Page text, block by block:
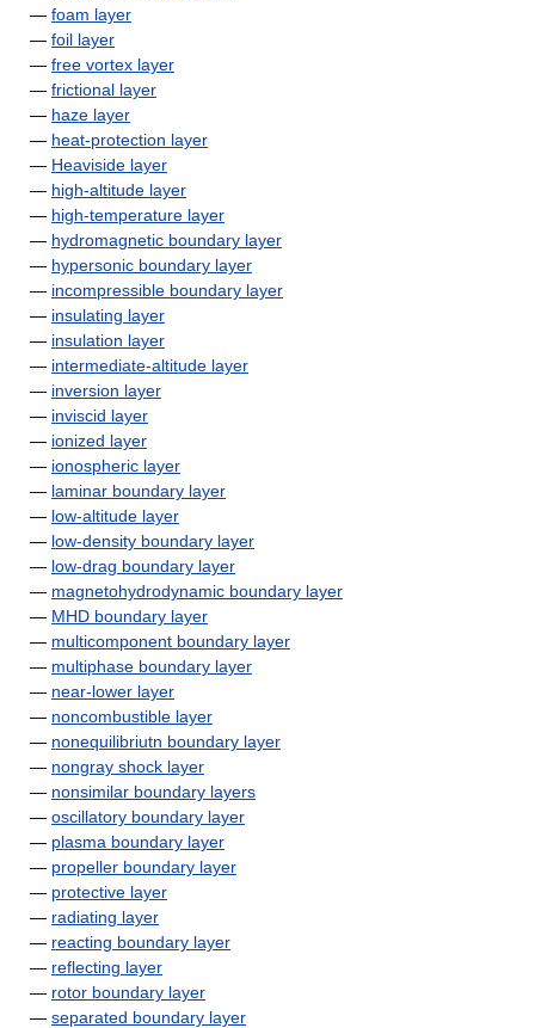
— foam layer
— foil layer
— free vortex layer
— frictional layer
— haze layer
— heat-protection layer
— Heaviside layer
— high-altitude layer
— high-temperature layer
— hydromagnetic boundary layer
— hypersonic boundary layer
— incompressible boundary layer
— insulating layer
— insulation layer
— intermediate-altitude layer
— inversion layer
— inviscid layer
— ionized layer
— ionospheric layer
— laminar boundary layer
— low-altitude layer
— low-density boundary layer
— low-drag boundary layer
— magnetohydrodynamic boundary layer
— MHD boundary layer
— multicomponent boundary layer
— multiphase boundary layer
— near-lower layer
— noncombustible layer
— nonequilibriutn boundary layer
— nongray shock layer
— nonsimilar boundary layers
— oscillatory boundary layer
— plasma boundary layer
— propeller boundary layer
— protective layer
— radiating layer
— reacting boundary layer
— reflecting layer
— rotor boundary layer
— separated boundary layer